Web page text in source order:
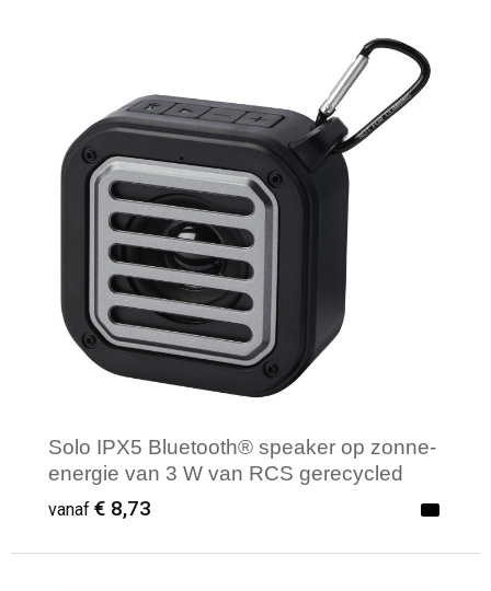
Solo IPX5 Bluetooth® speaker op zonne-
energie van 3 W van RCS gerecycled
plastic met karabijnhaak
vanaf € 8,73